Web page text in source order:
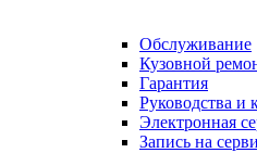
Обслуживание
Кузовной
Гарантия
Руководства и
Электронная
Запись на